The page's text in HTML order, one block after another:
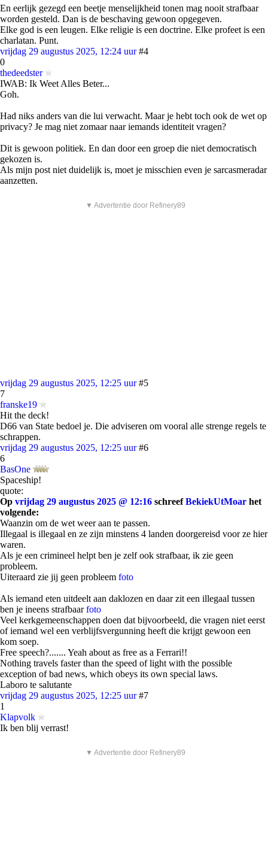
En eerlijk gezegd een beetje menselijkheid tonen mag nooit strafbaar
worden gesteld. Dan is de beschaving gewoon opgegeven.
Elke god is een leugen. Elke religie is een doctrine. Elke profeet is een
charlatan. Punt.
vrijdag 29 augustus 2025, 12:24 uur #4
0
thedeedster
IWAB: Ik Weet Alles Beter...
Goh.
Had niks anders van die lui verwacht. Maar je hebt toch ook de wet op
privacy? Je mag niet zomaar naar iemands identiteit vragen?
Dit is gewoon politiek. En dan door een groep die niet democratisch
gekozen is.
Als mijn post niet duidelijk is, moet je misschien even je sarcasmeradar
aanzetten.
▼ Advertentie door Refinery89
vrijdag 29 augustus 2025, 12:25 uur #5
7
franske19
Hit the deck!
D66 van State bedoel je. Die adviseren om vooral alle strenge regels te
schrappen.
vrijdag 29 augustus 2025, 12:25 uur #6
6
BasOne
Spaceship!
quote:
Op vrijdag 29 augustus 2025 @ 12:16 schreefBekiekUtMoar het
volgende:
Waanzin om de wet weer aan te passen.
Illegaal is illegaal en ze zijn minstens 4 landen doorgereisd voor ze hier
waren.
Als je een crimineel helpt ben je zelf ook strafbaar, ik zie geen
probleem.
Uiteraard zie jij geen probleem foto
Als iemand eten uitdeelt aan daklozen en daar zit een illegaal tussen
ben je ineens strafbaarfoto
Veel kerkgemeenschappen doen dat bijvoorbeeld, die vragen niet eerst
of iemand wel een verblijfsvergunning heeft die krijgt gewoon een
kom soep.
Free speech?....... Yeah about as free as a Ferrari!!
Nothing travels faster than the speed of light with the possible
exception of bad news, which obeys its own special laws.
Laboro te salutante
vrijdag 29 augustus 2025, 12:25 uur #7
1
Klapvolk
Ik ben blij verrast!
▼ Advertentie door Refinery89